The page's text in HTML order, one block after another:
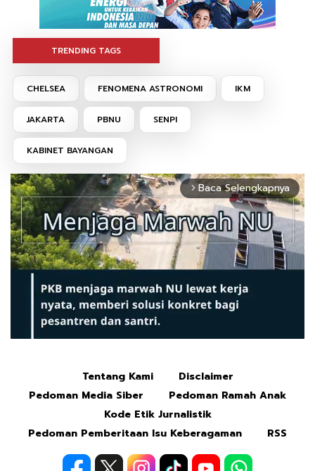
TRENDING TAGS
CHELSEA FENOMENA ASTRONOMI IKM
JAKARTA PBNU SENPI
KABINET BAYANGAN
arrow_forward_ios Baca Selengkapnya
Tentang Kami
Disclaimer
Pedoman Media Siber
Pedoman Ramah Anak
Kode Etik Jurnalistik
Pedoman Pemberitaan Isu Keberagaman
RSS